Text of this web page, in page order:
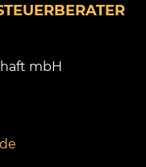
mbH